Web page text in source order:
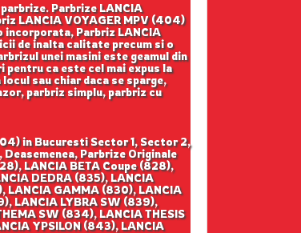
Parbrize LANCIA
LANCIA VOYAGER MPV (404)
incorporata, Parbriz LANCIA
de inalta calitate precum si o
unei masini este geamul din
ca este cel mai expus la
sau chiar daca se sparge,
parbriz simplu, parbriz cu
in Bucuresti Sector 1, Sector 2,
Parbrize Originale
LANCIA BETA Coupe (828),
DEDRA (835), LANCIA
LANCIA GAMMA (830), LANCIA
LANCIA LYBRA SW (839),
SW (834), LANCIA THESIS
YPSILON (843), LANCIA